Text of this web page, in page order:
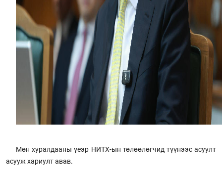
Мөн хуралдааны үеэр НИТХ-ын төлөөлөгчид түүнээс асуулт
асууж хариулт авав.